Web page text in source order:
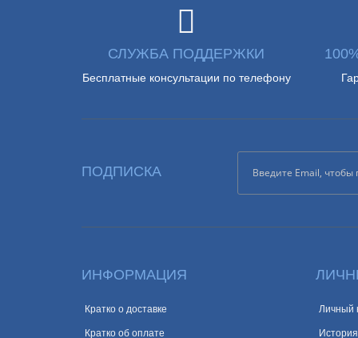
СЛУЖБА ПОДДЕРЖКИ
Бесплатные консультации по телефону
ПОДПИСКА
ИНФОРМАЦИЯ
Кратко о доставке
Кратко об оплате
Личный